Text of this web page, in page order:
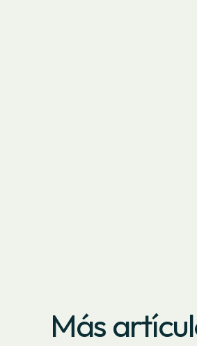
Más